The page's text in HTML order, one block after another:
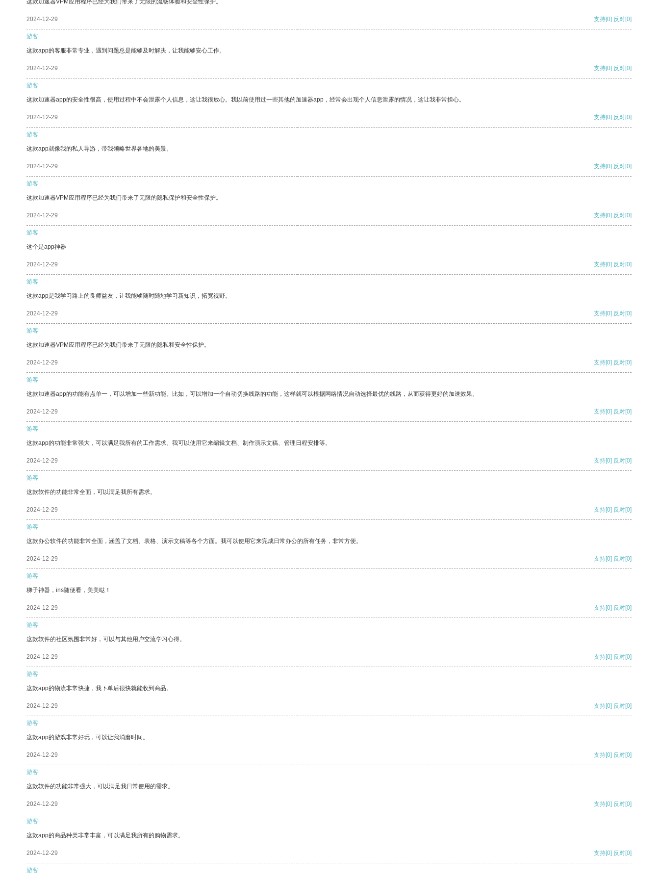
这款加速器VPM应用程序已经为我们带来了无限的流畅体验和安全性保护。
2024-12-29 支持[0] 反对[0]
游客
这款app的客服非常专业，遇到问题总是能够及时解决，让我能够安心工作。
2024-12-29 支持[0] 反对[0]
游客
这款加速器app的安全性很高，使用过程中不会泄露个人信息，这让我很放心。我以前使用过一些其他的加速器app，经常会出现个人信息泄露的情况，这让我非常担心。
2024-12-29 支持[0] 反对[0]
游客
这款app就像我的私人导游，带我领略世界各地的美景。
2024-12-29 支持[0] 反对[0]
游客
这款加速器VPM应用程序已经为我们带来了无限的隐私保护和安全性保护。
2024-12-29 支持[0] 反对[0]
游客
这个是app神器
2024-12-29 支持[0] 反对[0]
游客
这款app是我学习路上的良师益友，让我能够随时随地学习新知识，拓宽视野。
2024-12-29 支持[0] 反对[0]
游客
这款加速器VPM应用程序已经为我们带来了无限的隐私和安全性保护。
2024-12-29 支持[0] 反对[0]
游客
这款加速器app的功能有点单一，可以增加一些新功能。比如，可以增加一个自动切换线路的功能，这样就可以根据网络情况自动选择最优的线路，从而获得更好的加速效果。
2024-12-29 支持[0] 反对[0]
游客
这款app的功能非常强大，可以满足我所有的工作需求。我可以使用它来编辑文档、制作演示文稿、管理日程安排等。
2024-12-29 支持[0] 反对[0]
游客
这款软件的功能非常全面，可以满足我所有需求。
2024-12-29 支持[0] 反对[0]
游客
这款办公软件的功能非常全面，涵盖了文档、表格、演示文稿等各个方面。我可以使用它来完成日常办公的所有任务，非常方便。
2024-12-29 支持[0] 反对[0]
游客
梯子神器，ins随便看，美美哒！
2024-12-29 支持[0] 反对[0]
游客
这款软件的社区氛围非常好，可以与其他用户交流学习心得。
2024-12-29 支持[0] 反对[0]
游客
这款app的物流非常快捷，我下单后很快就能收到商品。
2024-12-29 支持[0] 反对[0]
游客
这款app的游戏非常好玩，可以让我消磨时间。
2024-12-29 支持[0] 反对[0]
游客
这款软件的功能非常强大，可以满足我日常使用的需求。
2024-12-29 支持[0] 反对[0]
游客
这款app的商品种类非常丰富，可以满足我所有的购物需求。
2024-12-29 支持[0] 反对[0]
游客